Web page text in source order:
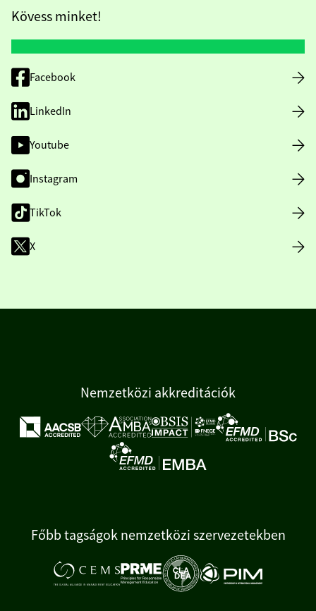
Kövess minket!
Facebook
LinkedIn
Youtube
Instagram
TikTok
X
Nemzetközi akkreditációk
Főbb tagságok nemzetközi szervezetekben